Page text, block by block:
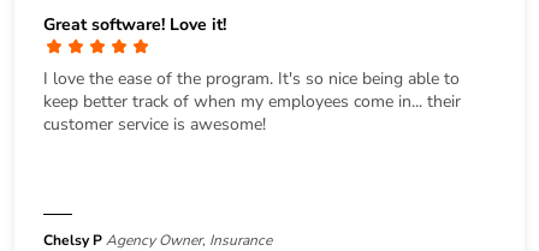
Great software! Love it!
I love the ease of the program. It's so nice being able to
keep better track of when my employees come in... their
customer service is awesome!
Chelsy PAgency Owner, Insurance